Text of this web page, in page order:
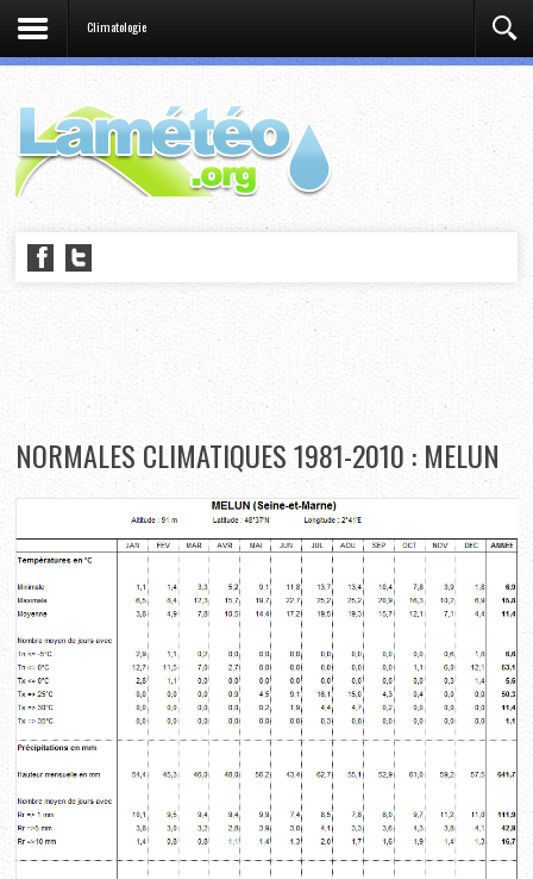
Climatologie
NORMALES CLIMATIQUES 1981-2010 : MELUN